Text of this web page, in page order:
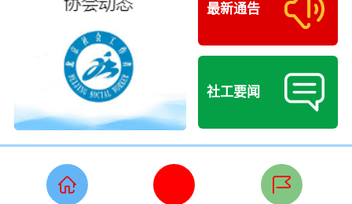
最新通告
社工要闻